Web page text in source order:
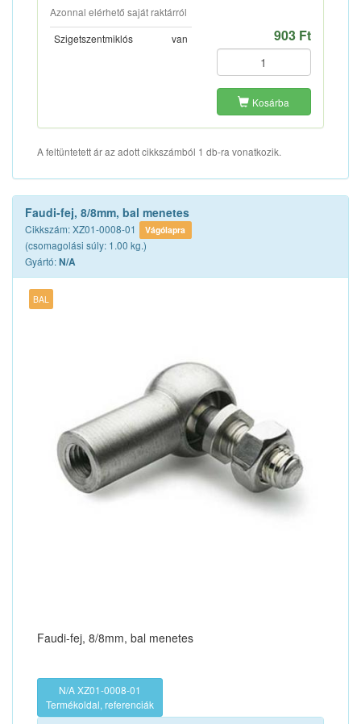
Azonnal elérhető saját raktárról
Szigetszentmiklós
van 903 Ft
Kosárba
A feltüntetett ár az adott cikkszámból 1 db-ra vonatkozik.
Faudi-fej, 8/8mm, bal menetes
Cikkszám: XZ01-0008-01 Vágólapra
(csomagolási súly: 1.00 kg.)
Gyártó:N/A
BAL
Faudi-fej, 8/8mm, bal menetes
N/A XZ01-0008-01
Termékoldal, referenciák